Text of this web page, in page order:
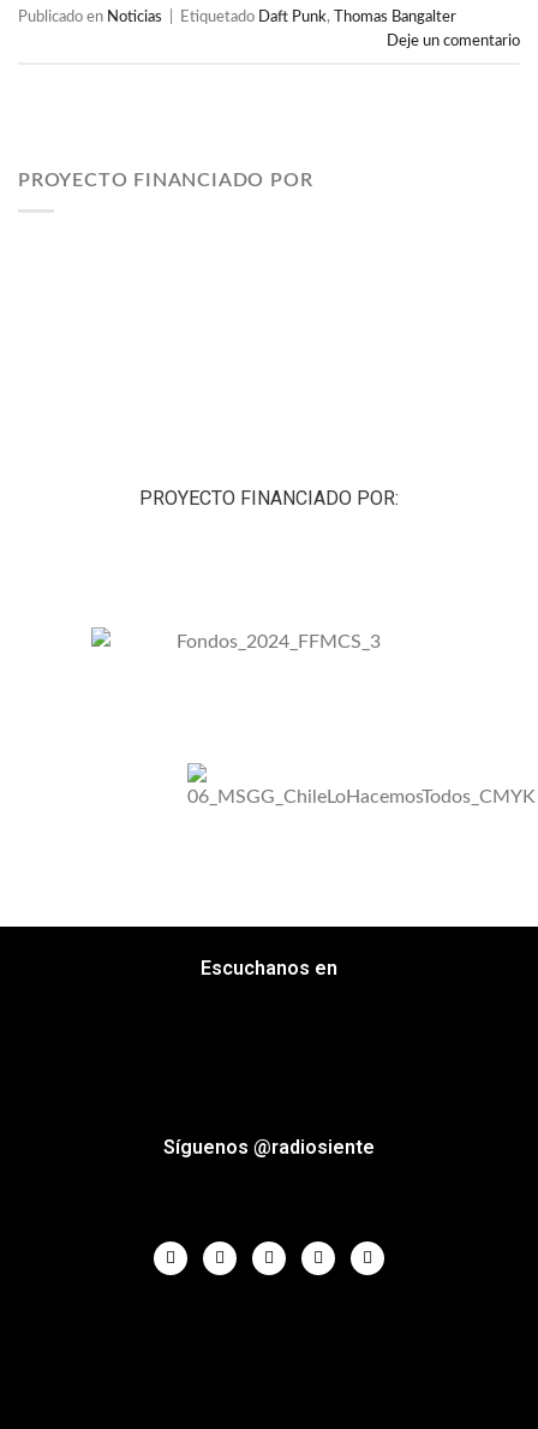
PROYECTO FINANCIADO POR
Publicado en Noticias Etiquetado Daft Punk,
Thomas Bangalter
Deje un comentario
PROYECTO FINANCIADO POR:
Escuchanos en
Síguenos @radiosiente